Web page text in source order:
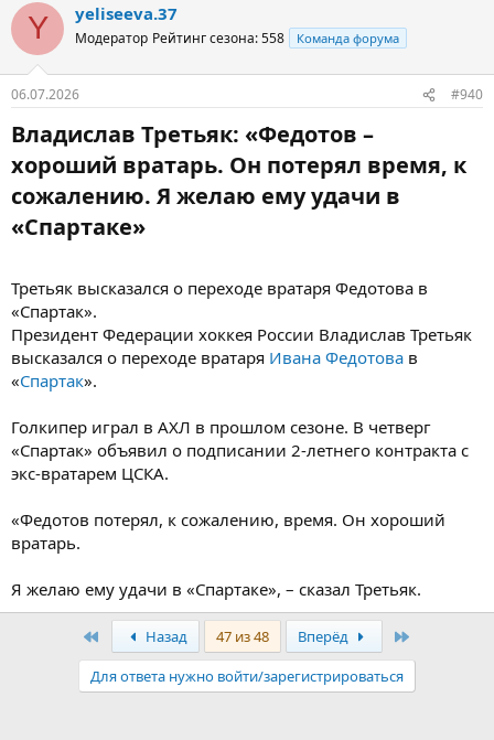
Y yeliseeva.37
Модератор Рейтинг сезона: 558 Команда форума
06.07.2026 #940
Владислав Третьяк: «Федотов –
хороший вратарь. Он потерял время, к
сожалению. Я желаю ему удачи в
«Спартаке»​
Третьяк высказался о переходе вратаря Федотова в
«Спартак».
Президент Федерации хоккея России Владислав Третьяк
высказался о переходе вратаря Ивана Федотова в
«Спартак».
Голкипер играл в АХЛ в прошлом сезоне. В четверг
«Спартак» объявил о подписании 2-летнего контракта с
экс-вратарем ЦСКА.
«Федотов потерял, к сожалению, время. Он хороший
вратарь.
Я желаю ему удачи в «Спартаке», – сказал Третьяк.
ПервыйНазад 47 из 48 Вперёд
Для ответа нужно войти/зарегистрироваться